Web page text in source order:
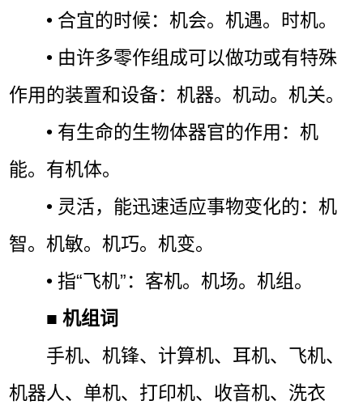
• 合宜的时候：机会。机遇。时机。
• 由许多零作组成可以做功或有特殊
作用的装置和设备：机器。机动。机关。
• 有生命的生物体器官的作用：机
能。有机体。
• 灵活，能迅速适应事物变化的：机
智。机敏。机巧。机变。
• 指“飞机”：客机。机场。机组。
■机组词
手机、机锋、计算机、耳机、飞机、
机器人、单机、打印机、收音机、洗衣